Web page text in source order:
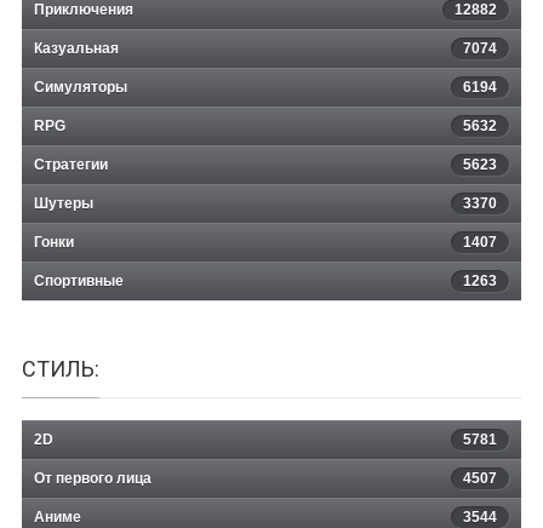
Spark the Electric Jester 3
Приключения 12882
Казуальная 7074
Симуляторы 6194
RPG 5632
Стратегии 5623
Шутеры 3370
Гонки 1407
Спортивные 1263
СТИЛЬ:
2D 5781
От первого лица 4507
Аниме 3544